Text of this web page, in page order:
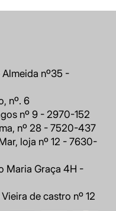
nº35 -
nº. 6
nº 9 - 2970-152
nº 28 - 7520-437
loja nº 12 - 7630-
Maria Graça 4H -
de castro nº 12